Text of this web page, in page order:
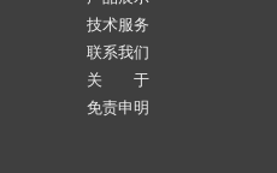
技术服务
联系我们
关 于
免责申明